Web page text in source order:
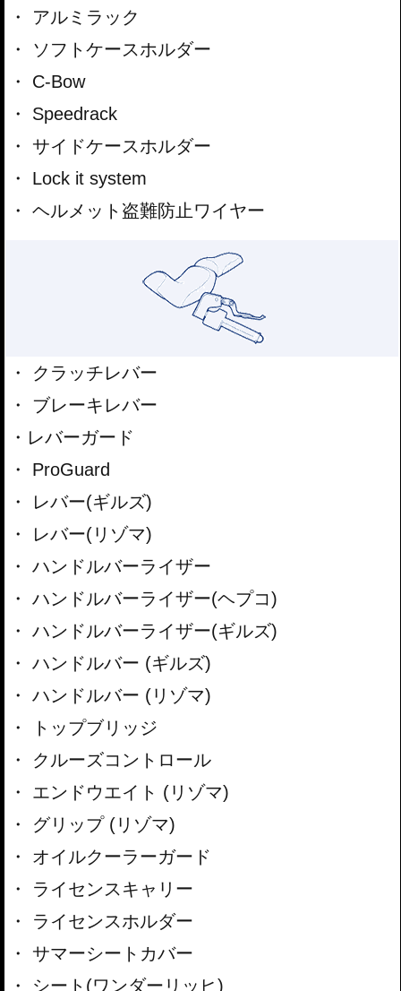
アルミラック
ソフトケースホルダー
C-Bow
Speedrack
サイドケースホルダー
Lock it system
ヘルメット盗難防止ワイヤー
クラッチレバー
ブレーキレバー
レバーガード
ProGuard
レバー(ギルズ)
レバー(リゾマ)
ハンドルバーライザー
ハンドルバーライザー(ヘプコ)
ハンドルバーライザー(ギルズ)
ハンドルバー (ギルズ)
ハンドルバー (リゾマ)
トップブリッジ
クルーズコントロール
エンドウエイト (リゾマ)
グリップ (リゾマ)
オイルクーラーガード
ライセンスキャリー
ライセンスホルダー
サマーシートカバー
シート(ワンダーリッヒ)